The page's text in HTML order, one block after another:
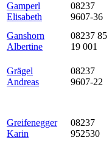
Gamperl
Elisabeth
08237
9607-36
Ganshorn
Albertine
08237 85
19 001
Grägel
Andreas
08237
9607-22
Greifenegger
Karin
08237
952530